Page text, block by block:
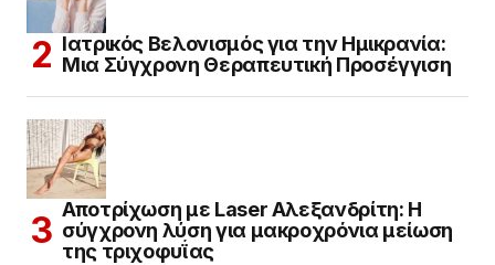
Ιατρικός Βελονισμός για την Ημικρανία:
Μια Σύγχρονη Θεραπευτική Προσέγγιση
Αποτρίχωση με Laser Αλεξανδρίτη: Η
σύγχρονη λύση για μακροχρόνια μείωση
της τριχοφυΐας